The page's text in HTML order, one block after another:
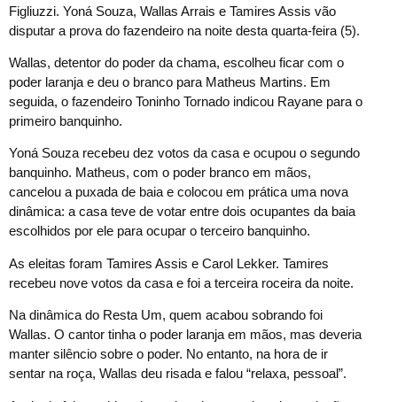
Figliuzzi. Yoná Souza, Wallas Arrais e Tamires Assis vão
disputar a prova do fazendeiro na noite desta quarta-feira (5).
Wallas, detentor do poder da chama, escolheu ficar com o
poder laranja e deu o branco para Matheus Martins. Em
seguida, o fazendeiro Toninho Tornado indicou Rayane para o
primeiro banquinho.
Yoná Souza recebeu dez votos da casa e ocupou o segundo
banquinho. Matheus, com o poder branco em mãos,
cancelou a puxada de baia e colocou em prática uma nova
dinâmica: a casa teve de votar entre dois ocupantes da baia
escolhidos por ele para ocupar o terceiro banquinho.
As eleitas foram Tamires Assis e Carol Lekker. Tamires
recebeu nove votos da casa e foi a terceira roceira da noite.
Na dinâmica do Resta Um, quem acabou sobrando foi
Wallas. O cantor tinha o poder laranja em mãos, mas deveria
manter silêncio sobre o poder. No entanto, na hora de ir
sentar na roça, Wallas deu risada e falou “relaxa, pessoal”.